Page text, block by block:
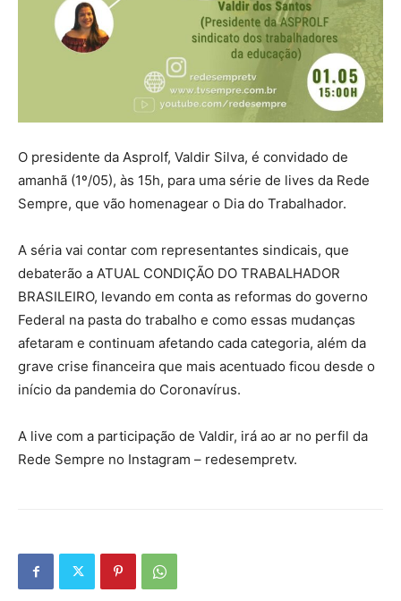
O presidente da Asprolf, Valdir Silva, é convidado de
amanhã (1º/05), às 15h, para uma série de lives da Rede
Sempre, que vão homenagear o Dia do Trabalhador.
A séria vai contar com representantes sindicais, que
debaterão a ATUAL CONDIÇÃO DO TRABALHADOR
BRASILEIRO, levando em conta as reformas do governo
Federal na pasta do trabalho e como essas mudanças
afetaram e continuam afetando cada categoria, além da
grave crise financeira que mais acentuado ficou desde o
início da pandemia do Coronavírus.
A live com a participação de Valdir, irá ao ar no perfil da
Rede Sempre no Instagram – redesempretv.